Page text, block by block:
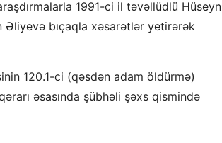
1991-ci il təvəllüdlü Hüseyn
Əliyevə bıçaqla xəsarətlər yetirərək
120.1-ci (qəsdən adam öldürmə)
əsasında şübhəli şəxs qismində